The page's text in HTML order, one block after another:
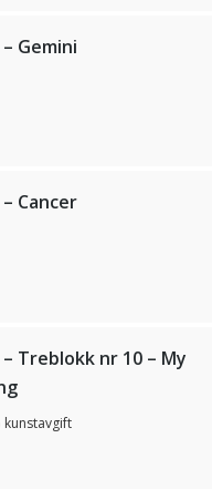
Gemini
Cancer
Treblokk nr 10 – My
kunstavgift